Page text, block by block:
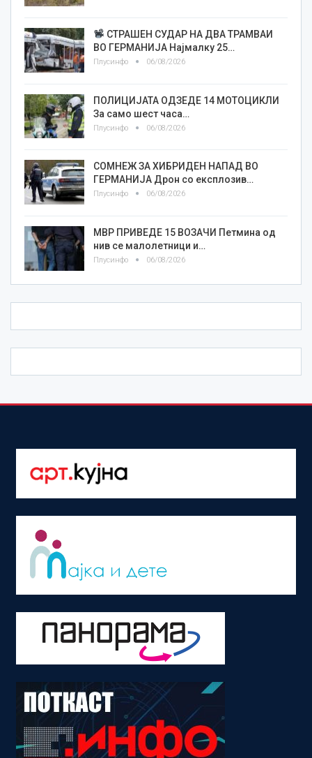
СТРАШЕН СУДАР НА ДВА ТРАМВАИ
ВО ГЕРМАНИЈА Најмалку 25…
Плусинфо 06/08/2026
ПОЛИЦИЈАТА ОДЗЕДЕ 14 МОТОЦИКЛИ
За само шест часа…
Плусинфо 06/08/2026
СОМНЕЖ ЗА ХИБРИДЕН НАПАД ВО
ГЕРМАНИЈА Дрон со експлозив…
Плусинфо 06/08/2026
МВР ПРИВЕДЕ 15 ВОЗАЧИ Петмина од
нив се малолетници и…
Плусинфо 06/08/2026